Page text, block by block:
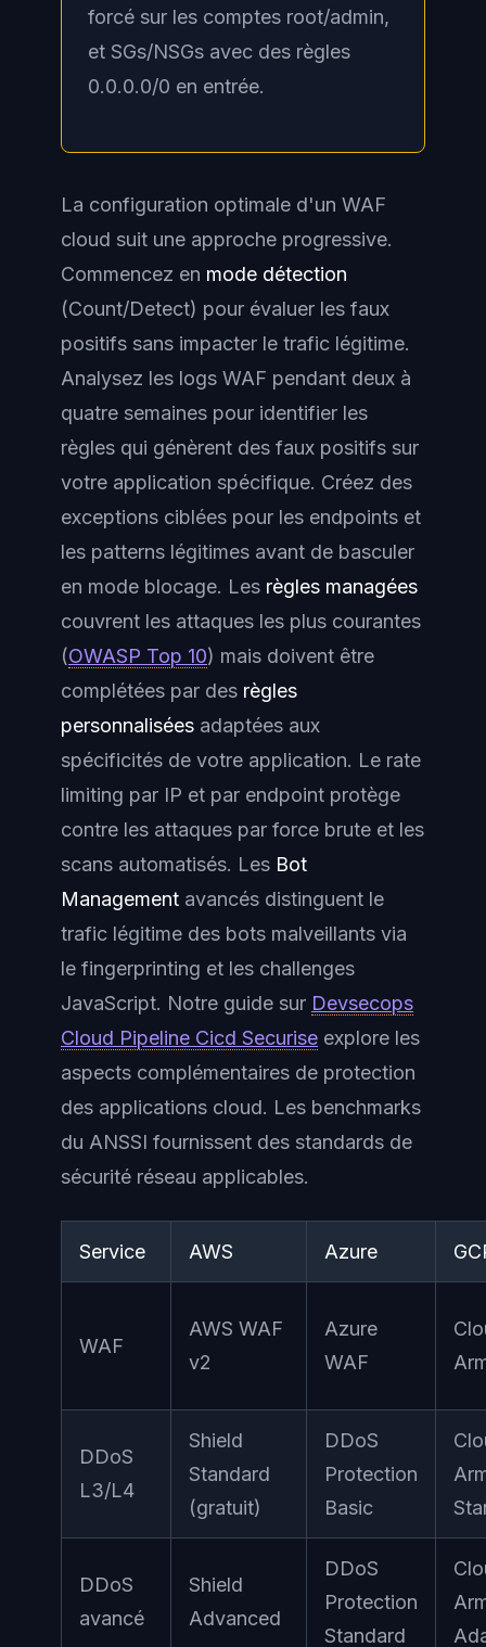
forcé sur les comptes root/admin,
et SGs/NSGs avec des règles
0.0.0.0/0 en entrée.
La configuration optimale d'un WAF
cloud suit une approche progressive.
Commencez en mode détection
(Count/Detect) pour évaluer les faux
positifs sans impacter le trafic légitime.
Analysez les logs WAF pendant deux à
quatre semaines pour identifier les
règles qui génèrent des faux positifs sur
votre application spécifique. Créez des
exceptions ciblées pour les endpoints et
les patterns légitimes avant de basculer
en mode blocage. Les règles managées
couvrent les attaques les plus courantes
(OWASP Top 10) mais doivent être
complétées par des règles
personnalisées adaptées aux
spécificités de votre application. Le rate
limiting par IP et par endpoint protège
contre les attaques par force brute et les
scans automatisés. Les Bot
Management avancés distinguent le
trafic légitime des bots malveillants via
le fingerprinting et les challenges
JavaScript. Notre guide sur Devsecops
Cloud Pipeline Cicd Securise explore les
aspects complémentaires de protection
des applications cloud. Les benchmarks
du ANSSI fournissent des standards de
sécurité réseau applicables.
Service AWS Azure
WAF
AWS WAF
v2
Azure
WAF
DDoS
L3/L4
Shield
Standard
(gratuit)
DDoS
Protection
Basic
DDoS
avancé
Shield
Advanced
DDoS
Protection
Standard